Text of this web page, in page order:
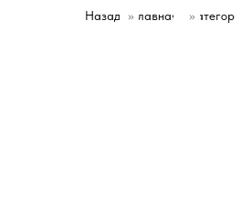
Назад » Главная »
Категории